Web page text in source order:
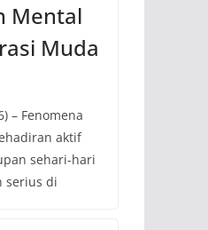
Mental
Muda
– Fenomena
aktif
sehari-hari
serius di